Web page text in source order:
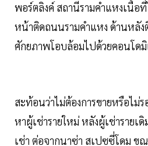
พอร์ตลิงค์ สถานีรามคำแหงเนื้อที่
หน้าติดถนนรามคำแหง ด้านหลั
ศักยภาพโอบล้อมไปด้วยคอนโด
สะท้อนว่าไม่ต้องการขายหรือไม่
หาผู้เช่ารายใหม่ หลังผู้เช่าราย
เช่า ต่อจากนาซ่า สเปซซี่โดม ข